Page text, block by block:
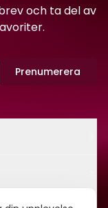
och ta del av
Prenumerera